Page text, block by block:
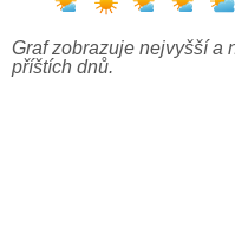
Graf zobrazuje nejvyšší a
příštích dnů.